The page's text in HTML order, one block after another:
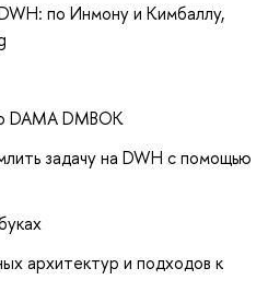
по Инмону и Кимбаллу,
DAMA DMBOK
задачу на DWH с помощью
архитектур и подходов к